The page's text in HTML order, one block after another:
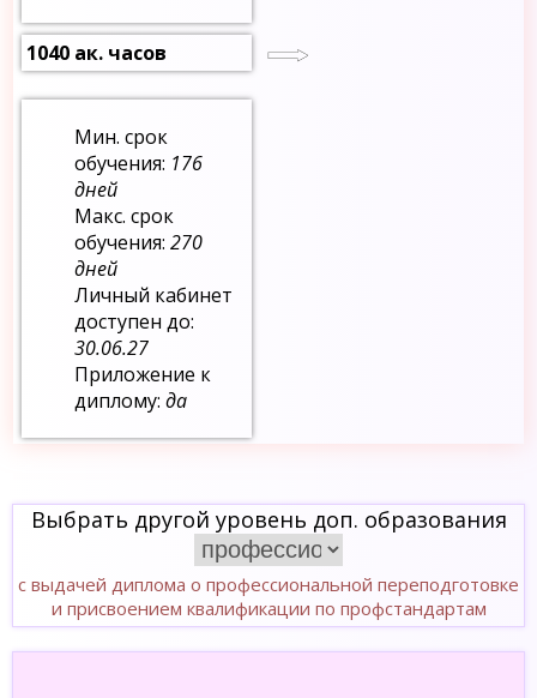
1040 ак. часов
Мин. срок
обучения: 176
дней
Макс. срок
обучения:270
дней
Личный кабинет
доступен до:
30.06.27
Приложение к
диплому:да
Выбрать другой уровень доп. образования
с выдачей диплома о профессиональной переподготовке
и присвоением квалификации по профстандартам